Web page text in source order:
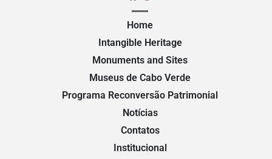
Home
Intangible Heritage
Monuments and Sites
Museus de Cabo Verde
Programa Reconversão Patrimonial
Notícias
Contatos
Institucional